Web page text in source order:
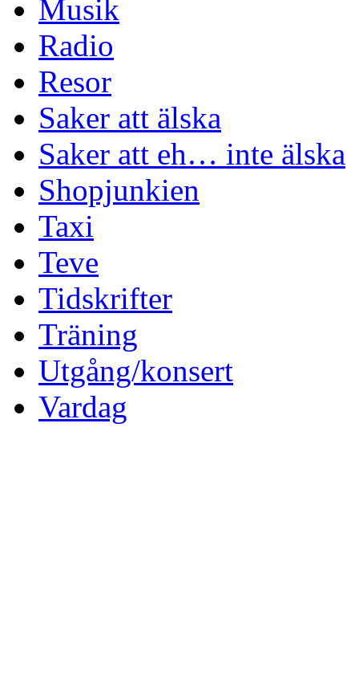
Musik
Radio
Resor
Saker att älska
Saker att eh… inte älska
Shopjunkien
Taxi
Teve
Tidskrifter
Träning
Utgång/konsert
Vardag